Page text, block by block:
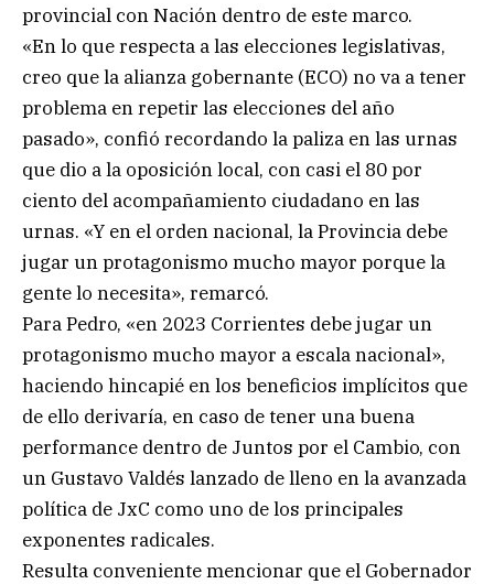
provincial con Nación dentro de este marco.
«En lo que respecta a las elecciones legislativas,
creo que la alianza gobernante (ECO) no va a tener
problema en repetir las elecciones del año
pasado», confió recordando la paliza en las urnas
que dio a la oposición local, con casi el 80 por
ciento del acompañamiento ciudadano en las
urnas. «Y en el orden nacional, la Provincia debe
jugar un protagonismo mucho mayor porque la
gente lo necesita», remarcó.
Para Pedro, «en 2023 Corrientes debe jugar un
protagonismo mucho mayor a escala nacional»,
haciendo hincapié en los beneficios implícitos que
de ello derivaría, en caso de tener una buena
performance dentro de Juntos por el Cambio, con
un Gustavo Valdés lanzado de lleno en la avanzada
política de JxC como uno de los principales
exponentes radicales.
Resulta conveniente mencionar que el Gobernador